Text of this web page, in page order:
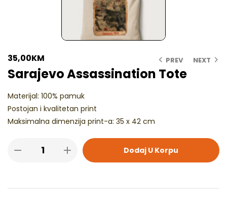
PREV NEXT
35,00KM
Sarajevo Assassination Tote
Materijal: 100% pamuk
Postojan i kvalitetan print
Maksimalna dimenzija print-a: 35 x 42 cm
Dodaj U Korpu